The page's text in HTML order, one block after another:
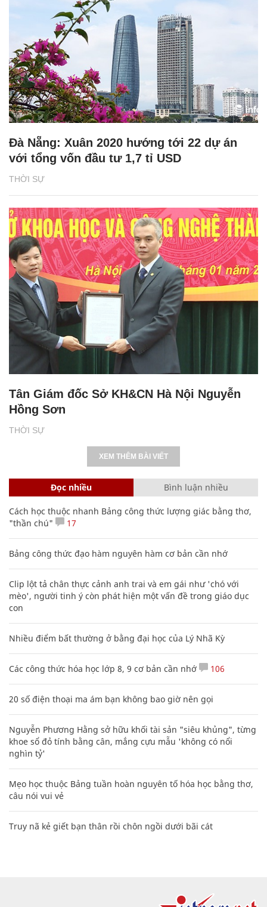
THỜI SỰ
Đà Nẵng: Xuân 2020 hướng tới 22 dự án
với tổng vốn đầu tư 1,7 tỉ USD
THỜI SỰ
Tân Giám đốc Sở KH&CN Hà Nội Nguyễn
Hồng Sơn
XEM THÊM BÀI VIẾT
Đọc nhiều Bình luận nhiều
Cách học thuộc nhanh Bảng công thức lượng giác bằng thơ,
"thần chú"
17
Bảng công thức đạo hàm nguyên hàm cơ bản cần nhớ
Clip lột tả chân thực cảnh anh trai và em gái như 'chó với
mèo', người tinh ý còn phát hiện một vấn đề trong giáo dục
con
Nhiều điểm bất thường ở bằng đại học của Lý Nhã Kỳ
Các công thức hóa học lớp 8, 9 cơ bản cần nhớ 106
20 số điện thoại ma ám bạn không bao giờ nên gọi
Nguyễn Phương Hằng sở hữu khối tài sản "siêu khủng", từng
khoe sổ đỏ tính bằng cân, mắng cựu mẫu 'không có nổi
nghìn tỷ'
Mẹo học thuộc Bảng tuần hoàn nguyên tố hóa học bằng thơ,
câu nói vui vẻ
Truy nã kẻ giết bạn thân rồi chôn ngồi dưới bãi cát